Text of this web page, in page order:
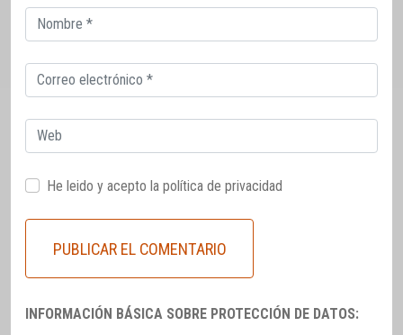
Correo
electrónico
Correo
electrónico
Web
He leido y acepto la política de privacidad
INFORMACIÓN BÁSICA SOBRE PROTECCIÓN DE DATOS: